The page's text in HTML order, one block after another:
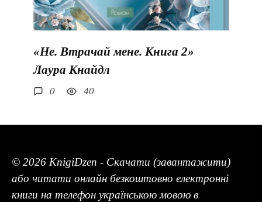
«Не. Втрачай мене. Книга 2»
Лаура Кнайдл
0 40
© 2026 KnigiDzen - Скачати (завантажити)
або читати онлайн безкоштовно електронні
книги на телефон українською мовою в